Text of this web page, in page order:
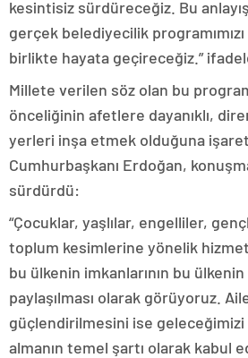
kesintisiz sürdüreceğiz. Bu
gerçek belediyecilik
birlikte hayata geçireceğiz.”
Millete verilen söz olan bu
önceliğinin afetlere dayanıklı,
yerleri inşa etmek olduğuna
Cumhurbaşkanı Erdoğan,
sürdürdü:
“Çocuklar, yaşlılar, engelliler,
toplum kesimlerine yönelik
bu ülkenin imkanlarının bu
paylaşılması olarak görüyoruz.
güçlendirilmesini ise geleceğimizi
almanın temel şartı olarak kabul